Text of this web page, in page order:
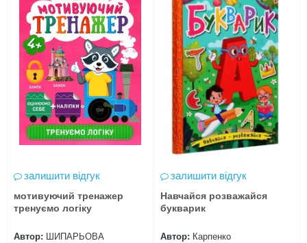
залишити відгук
мотивуючий тренажер
тренуємо логіку
Автор: ШИПАРЬОВА
залишити відгук
Навчайся розважайся
букварик
Автор: Карпенко